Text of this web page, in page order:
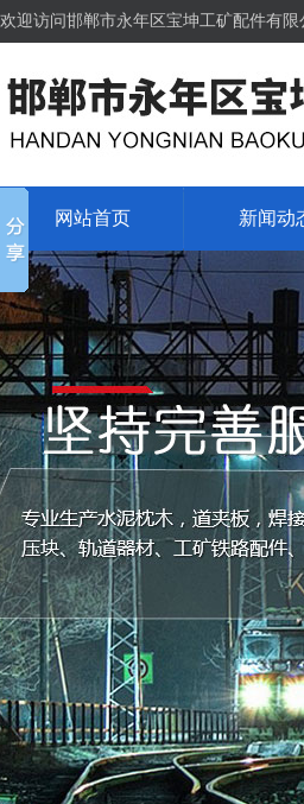
欢迎访问邯郸市永年区宝坤工矿配件有限
网站首页 新闻动